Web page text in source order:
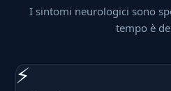
I sintomi neurologici sono
tempo è
⚡